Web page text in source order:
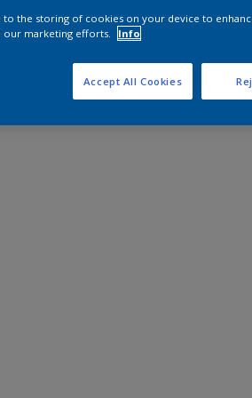
to the storing of cookies on your device to
our marketing efforts.
Info
Accept All Cookies